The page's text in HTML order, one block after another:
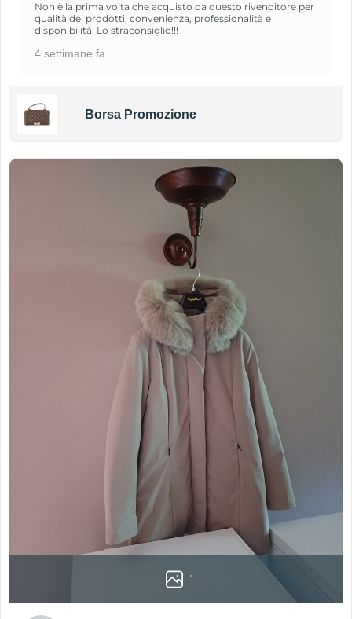
Non è la prima volta che acquisto da questo rivenditore per
qualità dei prodotti, convenienza, professionalità e
disponibilità. Lo straconsiglio!!!
4 settimane fa
Borsa Promozione
1